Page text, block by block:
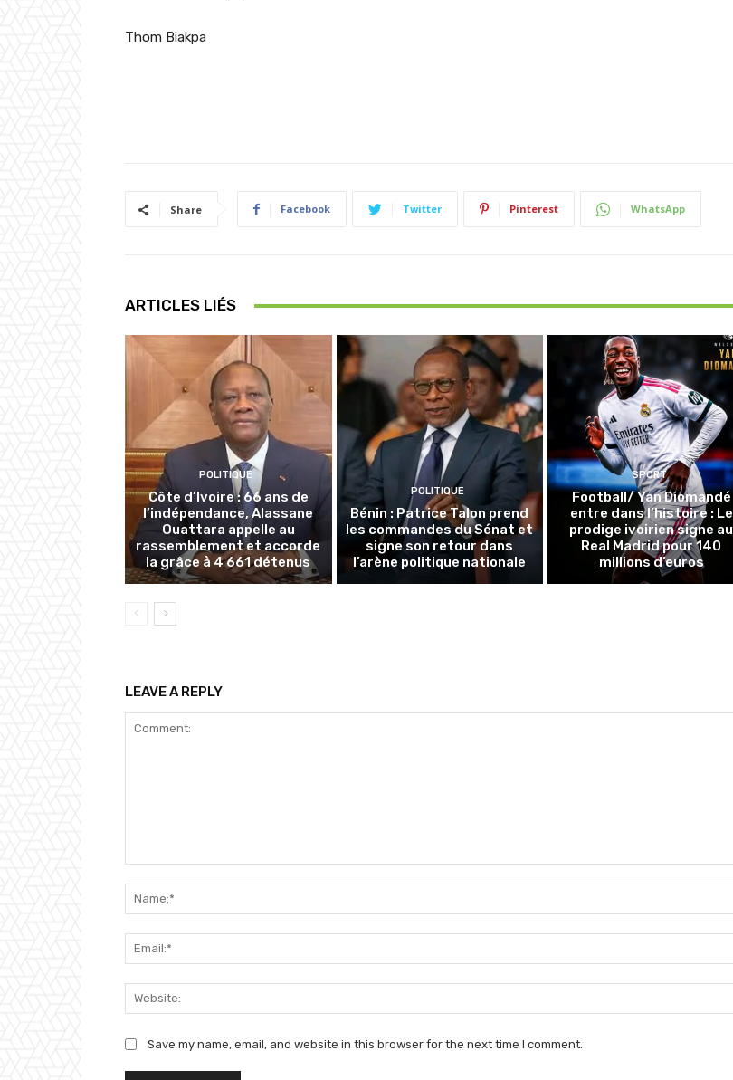
Thom Biakpa
Share Facebook Twitter Pinterest WhatsApp
ARTICLES LIÉS
POLITIQUE
Côte d’Ivoire : 66 ans de
l’indépendance, Alassane
Ouattara appelle au
rassemblement et accorde
la grâce à 4 661 détenus
POLITIQUE
Bénin : Patrice Talon prend
les commandes du Sénat et
signe son retour dans
l’arène politique nationale
SPORT
Football/ Yan Diomandé
entre dans l’histoire : Le
prodige ivoirien signe au
Real Madrid pour 140
millions d’euros
LEAVE A REPLY
Save my name, email, and website in this browser for the next time I comment.